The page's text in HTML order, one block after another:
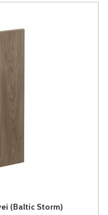
(Baltic Storm)